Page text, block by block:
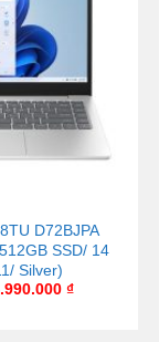
D72BJPA
SSD/ 14
Silver)
₫